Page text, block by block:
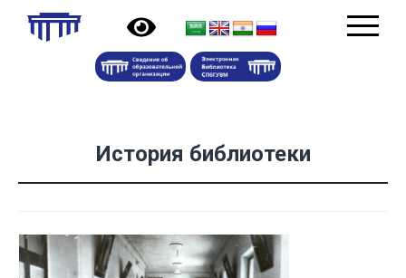
История библиотеки